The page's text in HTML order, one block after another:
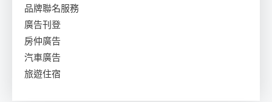
品牌聯名服務
廣告刊登
房仲廣告
汽車廣告
旅遊住宿